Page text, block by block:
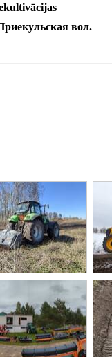
вол.